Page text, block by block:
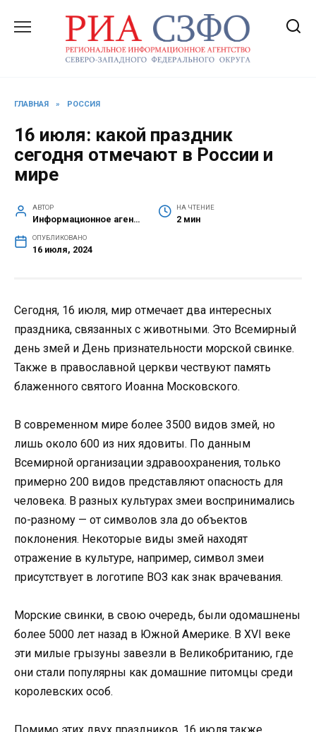
содержанию
ГЛАВНАЯ » РОССИЯ
16 июля: какой праздник
сегодня отмечают в России и
мире
АВТОР
Информационное агентство СЗФО
НА ЧТЕНИЕ
2 мин
ОПУБЛИКОВАНО
16 июля, 2024
Сегодня, 16 июля, мир отмечает два интересных
праздника, связанных с животными. Это Всемирный
день змей и День признательности морской свинке.
Также в православной церкви чествуют память
блаженного святого Иоанна Московского.
В современном мире более 3500 видов змей, но
лишь около 600 из них ядовиты. По данным
Всемирной организации здравоохранения, только
примерно 200 видов представляют опасность для
человека. В разных культурах змеи воспринимались
по-разному — от символов зла до объектов
поклонения. Некоторые виды змей находят
отражение в культуре, например, символ змеи
присутствует в логотипе ВОЗ как знак врачевания.
Морские свинки, в свою очередь, были одомашнены
более 5000 лет назад в Южной Америке. В XVI веке
эти милые грызуны завезли в Великобританию, где
они стали популярны как домашние питомцы среди
королевских особ.